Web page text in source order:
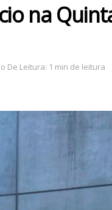
na
De Leitura: 1 min de leitura